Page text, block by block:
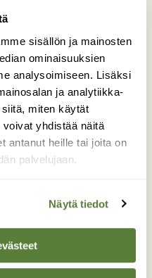
sisällön ja mainosten
ominaisuuksien
analysoimiseen. Lisäksi
ja analytiikka-
miten käytät
yhdistää näitä
antanut heille tai joita on
palvelujaan.
Näytä tiedot
meripihka
muinaisesta